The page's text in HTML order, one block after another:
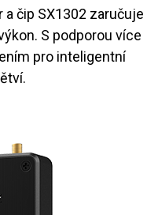
čip SX1302 zaručuje
S podporou více
pro inteligentní